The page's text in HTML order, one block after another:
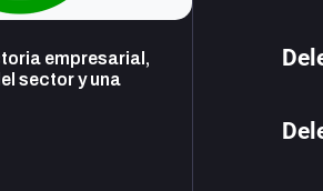
empresarial,
sector y una